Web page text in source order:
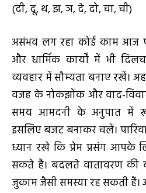
(दी, दू, थ, झ, ञ, दे, दो, चा, ची)
असंभव लग रहा कोई काम आज
और धार्मिक कार्यों में भी
व्यवहार में सौम्यता बनाए रखें।
वजह के नोकझोंक और वाद-
समय आमदनी के अनुपात में
इसलिए बजट बनाकर चलें।
ध्यान रखे कि प्रेम प्रसंग आपके
सकते हैं। बदलते वातावरण की
जुकाम जैसी समस्या रह सकती हैं।